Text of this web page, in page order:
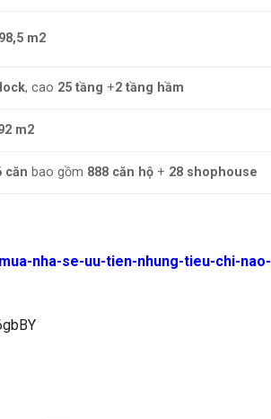
m2
, cao 25 tầng +2 tầng hầm
m2
căn bao gồm 888 căn hộ + 28 shophouse
nha-se-uu-tien-nhung-tieu-chi-nao-